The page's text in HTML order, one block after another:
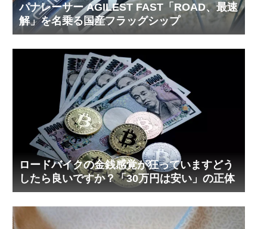
パナレーサー AGILEST FAST「ROAD、最速
解」を名乗る国産フラッグシップ
ロードバイクの金銭感覚が狂っていますどう
したら良いですか？「30万円は安い」の正体